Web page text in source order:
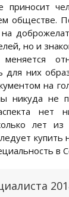
приносит
обществе.
но и
меняется
них
на
никуда не
нет
лет
в